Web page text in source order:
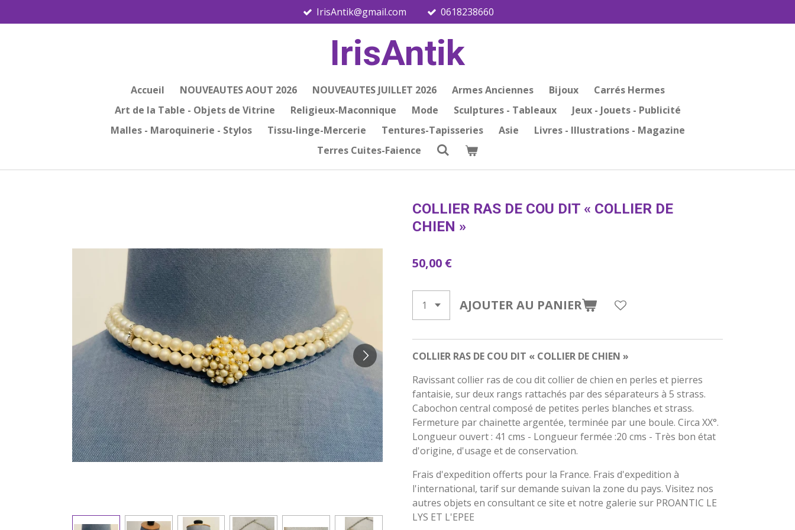
au
IrisAntik@gmail.com 0618238660
IrisAntik
Accueil NOUVEAUTES AOUT 2026 NOUVEAUTES JUILLET 2026 Armes Anciennes Bijoux
Carrés Hermes
Art de la Table - Objets de Vitrine
Religieux-Maconnique Mode Sculptures - Tableaux
Jeux - Jouets - Publicité
Malles - Maroquinerie - Stylos
Tissu-linge-Mercerie Tentures-Tapisseries Asie
Livres - Illustrations - Magazine
Terres Cuites-Faience
COLLIER RAS DE COU DIT « COLLIER DE
CHIEN »
50,00 €
AJOUTER AU PANIER
COLLIER RAS DE COU DIT « COLLIER DE CHIEN »
Ravissant collier ras de cou dit collier de chien en perles et pierres
fantaisie, sur deux rangs rattachés par des séparateurs à 5 strass.
Cabochon central composé de petites perles blanches et strass.
Fermeture par chainette argentée, terminée par une boule. Circa XX°.
Longueur ouvert : 41 cms - Longueur fermée :20 cms - Très bon état
d'origine, d'usage et de conservation.
Frais d'expedition offerts pour la France. Frais d'expedition à
l'international, tarif sur demande suivan la zone du pays. Visitez nos
autres objets en consultant ce site et notre galerie sur PROANTIC LE
LYS ET L'EPEE